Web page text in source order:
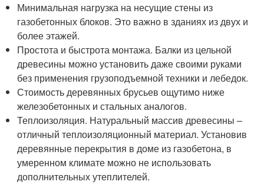
Минимальная нагрузка на несущие стены из
газобетонных блоков. Это важно в зданиях из двух и
более этажей.
Простота и быстрота монтажа. Балки из цельной
древесины можно установить даже своими руками
без применения грузоподъемной техники и лебедок.
Стоимость деревянных брусьев ощутимо ниже
железобетонных и стальных аналогов.
Теплоизоляция. Натуральный массив древесины –
отличный теплоизоляционный материал. Установив
деревянные перекрытия в доме из газобетона, в
умеренном климате можно не использовать
дополнительных утеплителей.